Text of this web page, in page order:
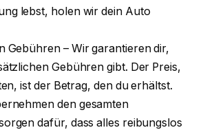
lebst, holen wir dein Auto
Gebühren – Wir garantieren dir,
Gebühren gibt. Der Preis,
ist der Betrag, den du erhältst.
den gesamten
dafür, dass alles reibungslos